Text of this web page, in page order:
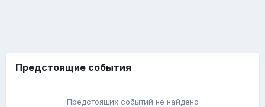
Предстоящие события
Предстоящих событий не найдено